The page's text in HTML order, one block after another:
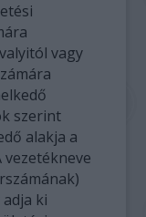
vagy
szerint
alakja a
vezetékneve
ki